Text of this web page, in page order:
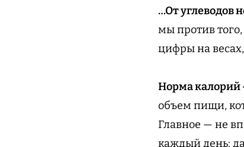
…От углеводов
мы против
цифры на весах,
Норма калорий
объем пищи,
Главное — не
каждый день: